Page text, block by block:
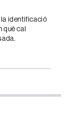
la identificació
què cal